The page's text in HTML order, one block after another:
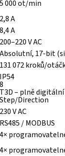
5 000 ot/min
2,8 A
8,4 A
200–220 V AC
Absolutní, 17-bit
131 072 kroků/
IP54
8
T3D – plně digitální
Step/Direction
230 V AC
RS485 / MODBUS
4×
4×